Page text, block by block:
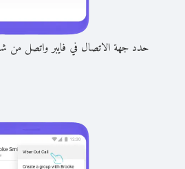
حدد جهة الاتصال في فايبر واتصل من